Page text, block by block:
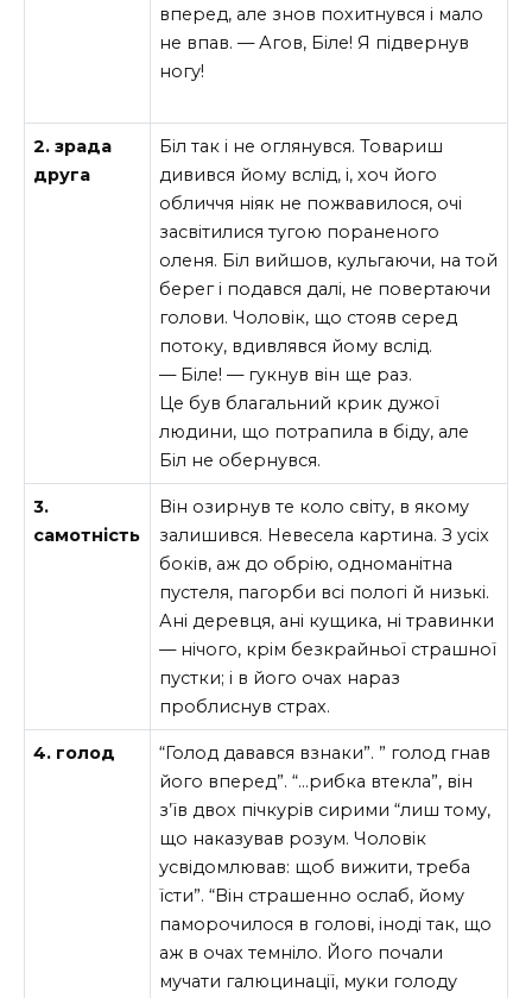
вперед, але знов похитнувся і мало
не впав. — Агов, Біле! Я підвернув
ногу!
2. зрада
друга
Біл так і не оглянувся. Товариш
дивився йому вслід, і, хоч його
обличчя ніяк не пожвавилося, очі
засвітилися тугою пораненого
оленя. Біл вийшов, кульгаючи, на той
берег і подався далі, не повертаючи
голови. Чоловік, що стояв серед
потоку, вдивлявся йому вслід.
— Біле! — гукнув він ще раз.
Це був благальний крик дужої
людини, що потрапила в біду, але
Біл не обернувся.
3.
самотність
Він озирнув те коло світу, в якому
залишився. Невесела картина. З усіх
боків, аж до обрію, одноманітна
пустеля, пагорби всі пологі й низькі.
Ані деревця, ані кущика, ні травинки
— нічого, крім безкрайньої страшної
пустки; і в його очах нараз
проблиснув страх.
4. голод
“Голод давався взнаки”. ” голод гнав
його вперед”. “…рибка втекла”, він
з’їв двох пічкурів сирими “лиш тому,
що наказував розум. Чоловік
усвідомлював: щоб вижити, треба
їсти”. “Він страшенно ослаб, йому
паморочилося в голові, іноді так, що
аж в очах темніло. Його почали
мучати галюцинації, муки голоду